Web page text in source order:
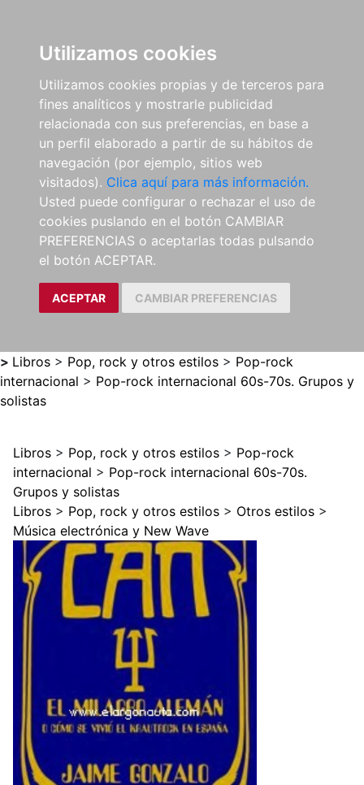
Utilizamos cookies
Utilizamos cookies propias y de terceros para
fines analíticos y mostrarle publicidad
relacionada con sus preferencias, en base a
un perfil elaborado a partir de su hábitos de
navegación (por ejemplo, sitios web
visitados). Clica aquí para más información.
Usted puede configurar o rechazar el uso de
cookies puslando en el botón CAMBIAR
PREFERENCIAS o aceptarlas todas pulsando
el botón ACEPTAR.
ACEPTAR CAMBIAR PREFERENCIAS
> Libros > Pop, rock y otros estilos > Pop-rock
internacional > Pop-rock internacional 60s-70s. Grupos y
solistas
Libros > Pop, rock y otros estilos > Pop-rock
internacional > Pop-rock internacional 60s-70s.
Grupos y solistas
Libros > Pop, rock y otros estilos > Otros estilos >
Música electrónica y New Wave